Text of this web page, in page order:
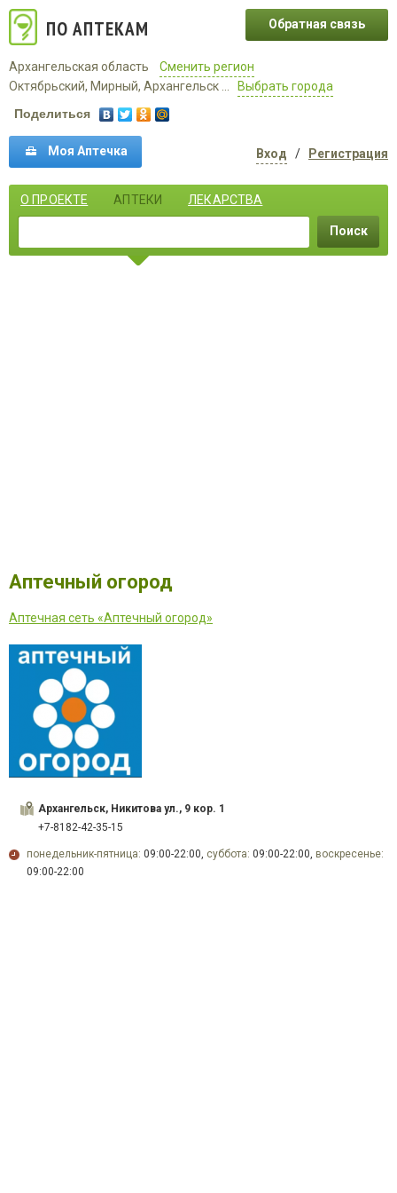
ПО АПТЕКАМ
Архангельская область
Сменить регион
Октябрьский, Мирный, Архангельск ...
Выбрать города
Обратная связь
Поделиться
Моя Аптечка Вход / Регистрация
О ПРОЕКТЕ АПТЕКИ ЛЕКАРСТВА
Поиск
Аптечный огород
Аптечная сеть «Аптечный огород»
Архангельск, Никитова ул., 9 кор. 1
+7-8182-42-35-15
понедельник-пятница: 09:00-22:00, суббота: 09:00-22:00, воскресенье:
09:00-22:00